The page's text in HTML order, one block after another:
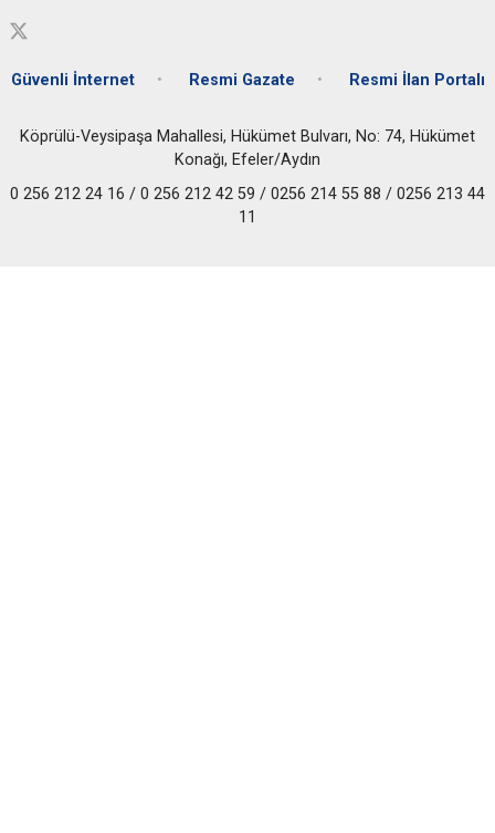
Güvenli İnternet Resmi Gazate Resmi İlan Portalı
Köprülü-Veysipaşa Mahallesi, Hükümet Bulvarı, No: 74, Hükümet
Konağı, Efeler/Aydın
0 256 212 24 16 / 0 256 212 42 59 / 0256 214 55 88 / 0256 213 44
11